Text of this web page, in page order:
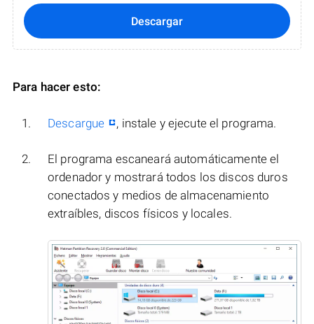
Descargar
Para hacer esto:
Descargue , instale y ejecute el programa.
El programa escaneará automáticamente el
ordenador y mostrará todos los discos duros
conectados y medios de almacenamiento
extraíbles, discos físicos y locales.